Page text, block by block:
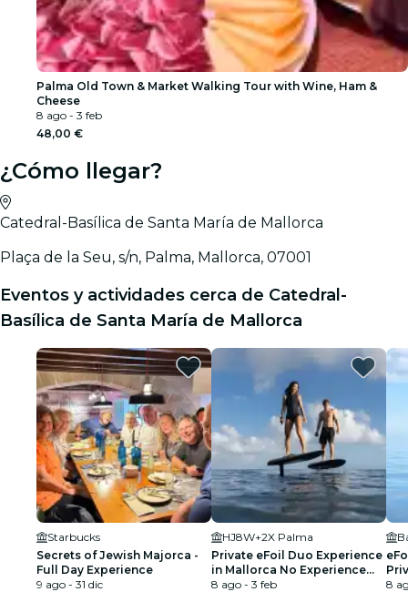
Palma Old Town & Market Walking Tour with Wine, Ham &
Cheese
8 ago - 3 feb
48,00 €
¿Cómo llegar?
Catedral-Basílica de Santa María de Mallorca
Plaça de la Seu, s/n, Palma, Mallorca, 07001
Eventos y actividades cerca de Catedral-
Basílica de Santa María de Mallorca
Starbucks
Secrets of Jewish Majorca -
Full Day Experience
9 ago - 31 dic
HJ8W+2X Palma
Private eFoil Duo Experience
in Mallorca No Experience
Needed
8 ago - 3 feb
8